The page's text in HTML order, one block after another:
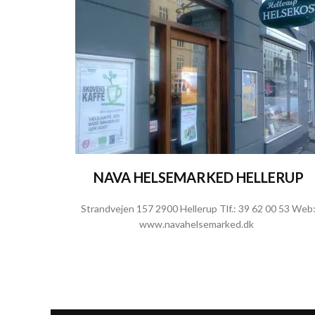
NAVA HELSEMARKED HELLERUP
Strandvejen 157 2900 Hellerup Tlf.: 39 62 00 53 Web:
www.navahelsemarked.dk